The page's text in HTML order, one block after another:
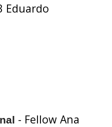
Eduardo
- Fellow Ana